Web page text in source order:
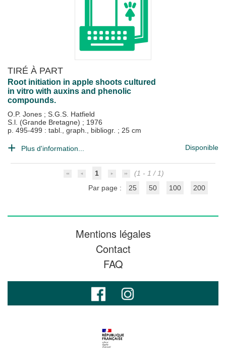
TIRÉ À PART
Root initiation in apple shoots cultured
in vitro with auxins and phenolic
compounds.
O.P. Jones ; S.G.S. Hatfield
S.l. (Grande Bretagne) ; 1976
p. 495-499 : tabl., graph., bibliogr. ; 25 cm
Plus d'information... Disponible
1
(1 - 1 / 1)
Par page :
25 50 100 200
Mentions légales
Contact
FAQ